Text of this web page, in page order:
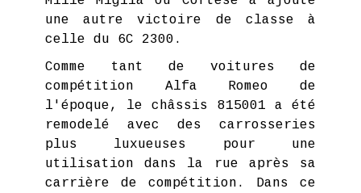
une autre victoire de classe à
celle du 6C 2300.
Comme tant de voitures de
compétition Alfa Romeo de
l'époque, le châssis 815001 a été
remodelé avec des carrosseries
plus luxueuses pour une
utilisation dans la rue après sa
carrière de compétition. Dans ce